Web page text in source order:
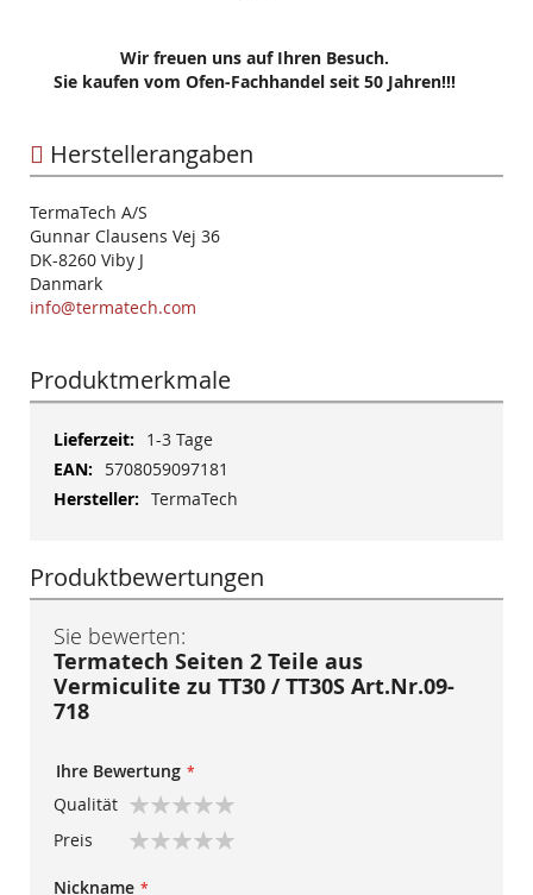
Wir freuen uns auf Ihren Besuch.
Sie kaufen vom Ofen-Fachhandel seit 50 Jahren!!!
Herstellerangaben
TermaTech A/S
Gunnar Clausens Vej 36
DK-8260 Viby J
Danmark
info@termatech.com
Produktmerkmale
Mehr
Informationen
1-3 Tage
5708059097181
TermaTech
Produktbewertungen
Sie bewerten:
Termatech Seiten 2 Teile aus
Vermiculite zu TT30 / TT30S Art.Nr.09-
718
Ihre Bewertung
Qualität
star
stars
stars
stars
stars
Preis
star
stars
stars
stars
stars
Nickname